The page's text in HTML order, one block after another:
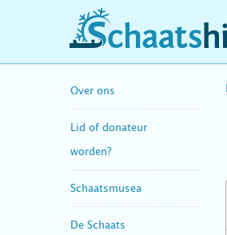
schaatshistorie.nl
Over ons
Lid of donateur
worden?
Schaatsmusea
De Schaats